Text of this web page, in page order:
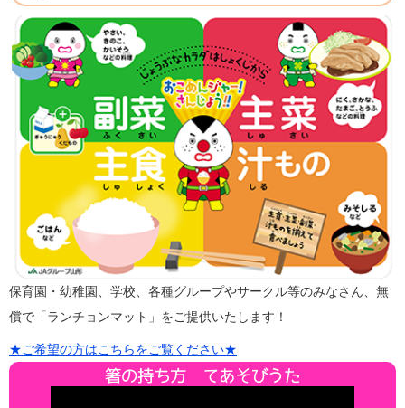
保育園・幼稚園、学校、各種グループやサークル等のみなさん、無
償で「ランチョンマット」をご提供いたします！
★ご希望の方はこちらをご覧ください★